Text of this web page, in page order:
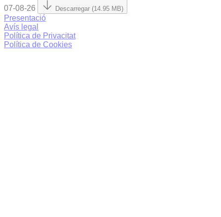
07-08-26 Descarregar (14.95 MB)
Presentació
Avís legal
Política de Privacitat
Política de Cookies